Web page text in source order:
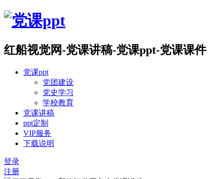
红船视觉网-党课讲稿-党课ppt-党课课件
党课ppt
党团建设
党史学习
学校教育
党课讲稿
ppt定制
VIP服务
下载说明
登录
注册